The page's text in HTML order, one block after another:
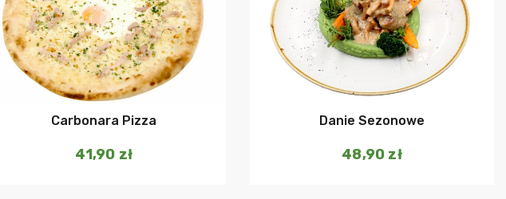
Dodaj do koszyka
Carbonara Pizza
41,90 zł
Dodaj do koszyka
Danie Sezonowe
48,90 zł